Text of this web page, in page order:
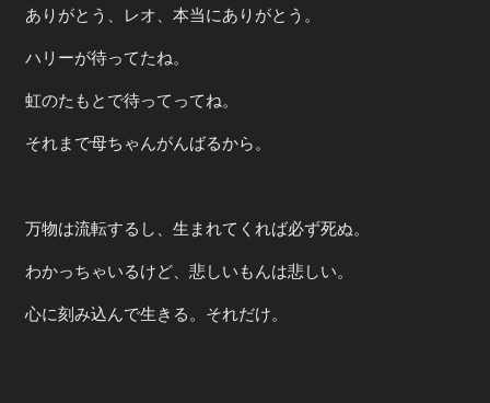
ありがとう、レオ、本当にありがとう。
ハリーが待ってたね。
虹のたもとで待ってってね。
それまで母ちゃんがんばるから。
万物は流転するし、生まれてくれば必ず死ぬ。
わかっちゃいるけど、悲しいもんは悲しい。
心に刻み込んで生きる。それだけ。